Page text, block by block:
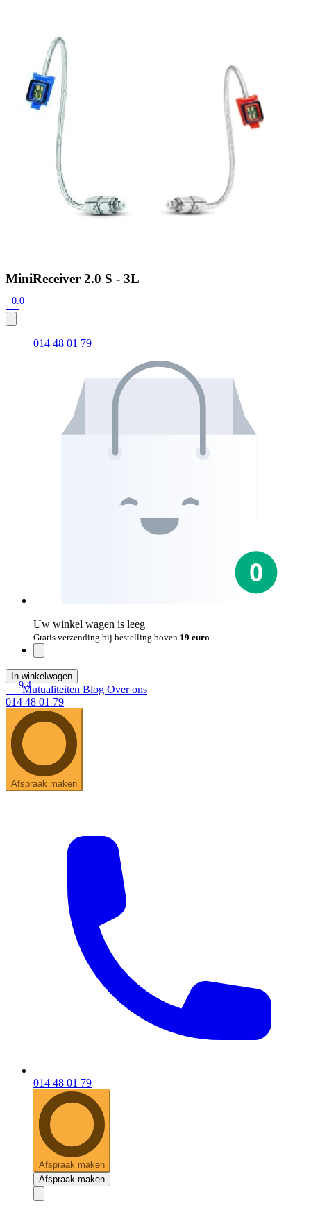
Snel zoeken
Hoorapparaatbatterijen
Phonak Infinio
ReSound Vivia
Oticon IntentSignia Silk
Oticon Intent 1 - Oplaadbaar
De Oticon Intent is het nieuwste hoorapparaat van dit moment.
MiniReceiver 2.0 S - 3L
0.0
014 48 01 79
Uw winkel wagen is leeg
Gratis verzending bij bestelling boven 19 euro
In winkelwagen
9.4
Mutualiteiten Blog Over ons
014 48 01 79
Afspraak maken
014 48 01 79
Afspraak maken
Afspraak maken